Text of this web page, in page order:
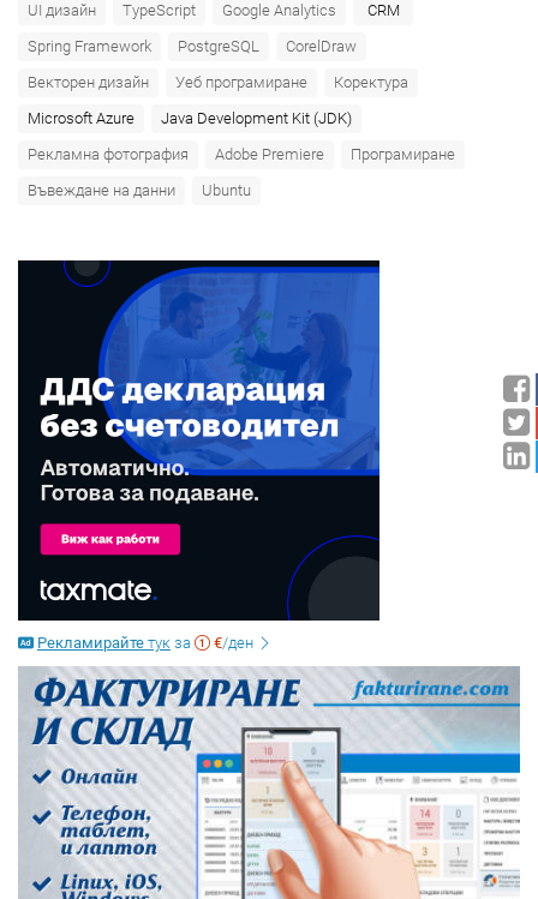
UI дизайн
TypeScript Google Analytics
CRM
Spring Framework
PostgreSQL
CorelDraw
Векторен дизайн
Уеб програмиране
Коректура
Microsoft Azure‎
Java Development Kit (JDK)
Рекламна фотография
Adobe Premiere
Програмиране
Въвеждане на данни
Ubuntu
Рекламирайте тук за €/ден